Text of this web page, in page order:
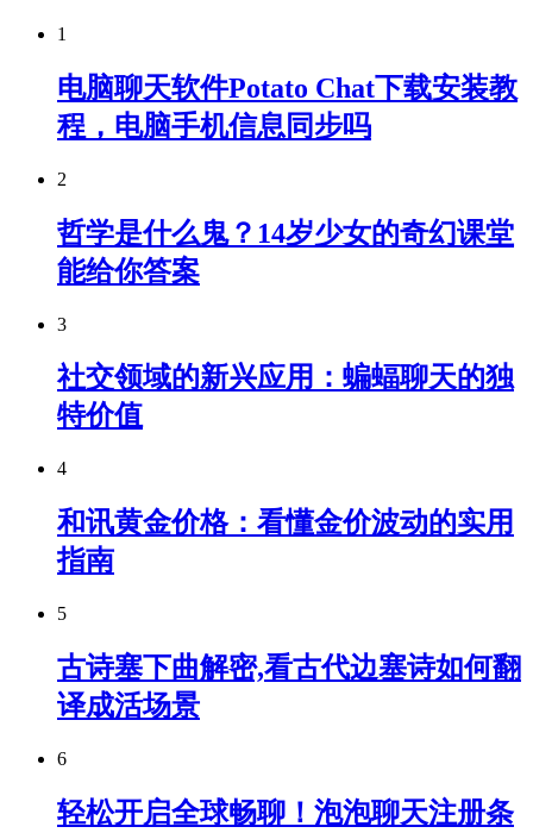
1
电脑聊天软件Potato Chat下载安装教
程，电脑手机信息同步吗
2
哲学是什么鬼？14岁少女的奇幻课堂
能给你答案
3
社交领域的新兴应用：蝙蝠聊天的独
特价值
4
和讯黄金价格：看懂金价波动的实用
指南
5
古诗塞下曲解密,看古代边塞诗如何翻
译成活场景
6
轻松开启全球畅聊！泡泡聊天注册条